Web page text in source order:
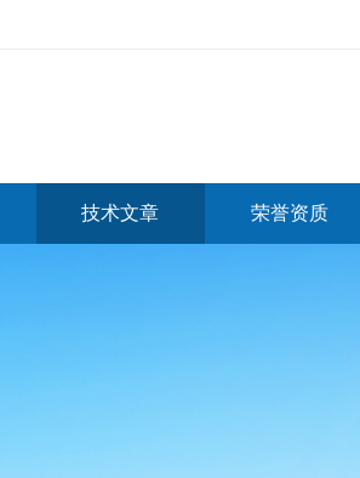
技术文章 荣誉资质